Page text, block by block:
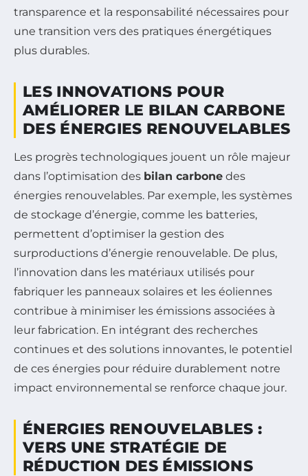
transparence et la responsabilité nécessaires pour
une transition vers des pratiques énergétiques
plus durables.
LES INNOVATIONS POUR
AMÉLIORER LE BILAN CARBONE
DES ÉNERGIES RENOUVELABLES
Les progrès technologiques jouent un rôle majeur
dans l’optimisation des bilan carbone des
énergies renouvelables. Par exemple, les systèmes
de stockage d’énergie, comme les batteries,
permettent d’optimiser la gestion des
surproductions d’énergie renouvelable. De plus,
l’innovation dans les matériaux utilisés pour
fabriquer les panneaux solaires et les éoliennes
contribue à minimiser les émissions associées à
leur fabrication. En intégrant des recherches
continues et des solutions innovantes, le potentiel
de ces énergies pour réduire durablement notre
impact environnemental se renforce chaque jour.
ÉNERGIES RENOUVELABLES :
VERS UNE STRATÉGIE DE
RÉDUCTION DES ÉMISSIONS